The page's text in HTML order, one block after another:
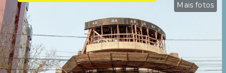
Mais fotos